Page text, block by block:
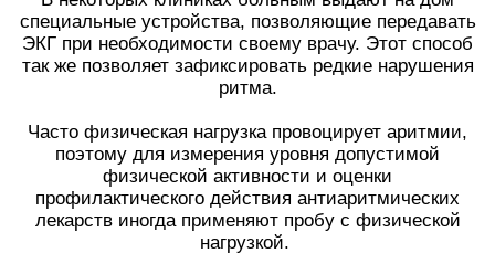
специальные устройства, позволяющие передавать
ЭКГ при необходимости своему врачу. Этот способ
так же позволяет зафиксировать редкие нарушения
ритма.
Часто физическая нагрузка провоцирует аритмии,
поэтому для измерения уровня допустимой
физической активности и оценки
профилактического действия антиаритмических
лекарств иногда применяют пробу с физической
нагрузкой.